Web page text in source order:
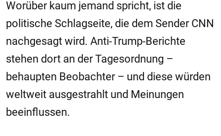
Worüber kaum jemand spricht, ist die
politische Schlagseite, die dem Sender CNN
nachgesagt wird. Anti-Trump-Berichte
stehen dort an der Tagesordnung –
behaupten Beobachter – und diese würden
weltweit ausgestrahlt und Meinungen
beeinflussen.